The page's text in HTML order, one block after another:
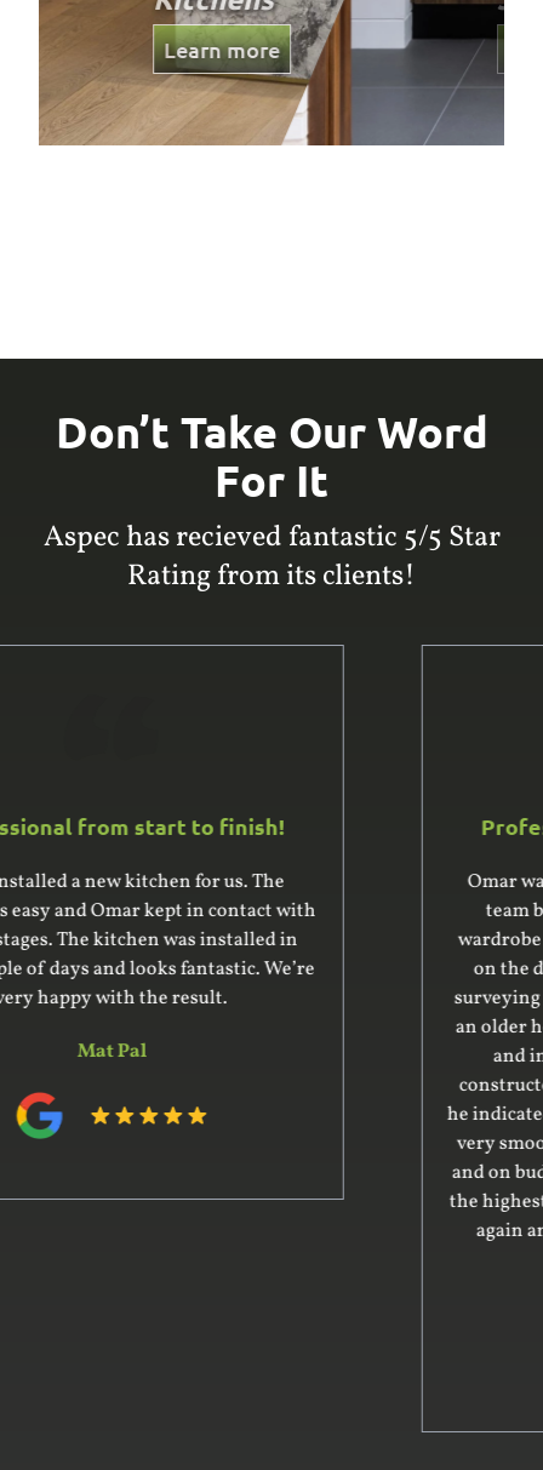
Learn more
Don’t Take Our Word
For It
Aspec has recieved fantastic 5/5 Star
Rating from its clients!
Professional from start to finish!
Omar was excellent to deal with. He and his
team built and installed a large built-in
wardrobe and cupboard, giving us good advice
on the design. He was very professional in
surveying the complex space for the units – it’s
an older house with uneven floor and ceiling –
and in preparing the design. His team
constructed the units off-site within the time
he indicated. Installation was complex and went
very smoothly. The whole project was on time
and on budget and the product delivered was of
the highest quality. We would certainly use him